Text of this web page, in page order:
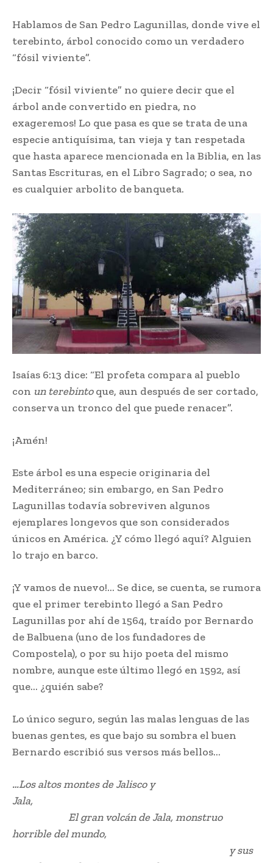
Hablamos de San Pedro Lagunillas, donde vive el
terebinto, árbol conocido como un verdadero
“fósil viviente”.
¡Decir “fósil viviente” no quiere decir que el
árbol ande convertido en piedra, no
exageremos! Lo que pasa es que se trata de una
especie antiquísima, tan vieja y tan respetada
que hasta aparece mencionada en la Biblia, en las
Santas Escrituras, en el Libro Sagrado; o sea, no
es cualquier arbolito de banqueta.
Isaías 6:13 dice: “El profeta compara al pueblo
con un terebintoque, aun después de ser cortado,
conserva un tronco del que puede renacer”.
¡Amén!
Este árbol es una especie originaria del
Mediterráneo; sin embargo, en San Pedro
Lagunillas todavía sobreviven algunos
ejemplares longevos que son considerados
únicos en América. ¿Y cómo llegó aquí? Alguien
lo trajo en barco.
¡Y vamos de nuevo!… Se dice, se cuenta, se rumora
que el primer terebinto llegó a San Pedro
Lagunillas por ahí de 1564, traído por Bernardo
de Balbuena (uno de los fundadores de
Compostela), o por su hijo poeta del mismo
nombre, aunque este último llegó en 1592, así
que… ¿quién sabe?
Lo único seguro, según las malas lenguas de las
buenas gentes, es que bajo su sombra el buen
Bernardo escribió sus versos más bellos…
…Los altos montes de Jalisco y
Jala,
El gran volcán de Jala, monstruo
horrible del mundo,
y sus